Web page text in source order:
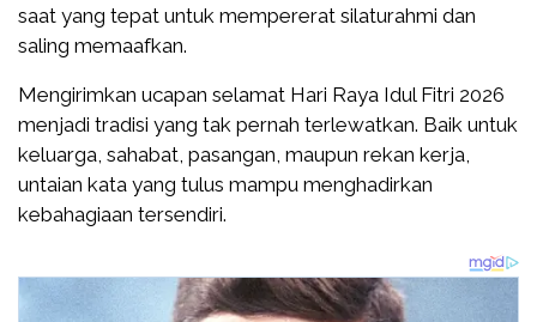
saat yang tepat untuk mempererat silaturahmi dan
saling memaafkan.
Mengirimkan ucapan selamat Hari Raya Idul Fitri 2026
menjadi tradisi yang tak pernah terlewatkan. Baik untuk
keluarga, sahabat, pasangan, maupun rekan kerja,
untaian kata yang tulus mampu menghadirkan
kebahagiaan tersendiri.